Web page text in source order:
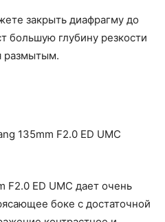
закрыть диафрагму до
большую глубину резкости
размытым.
F2.0 ED UMC дает очень
боке с достаточной